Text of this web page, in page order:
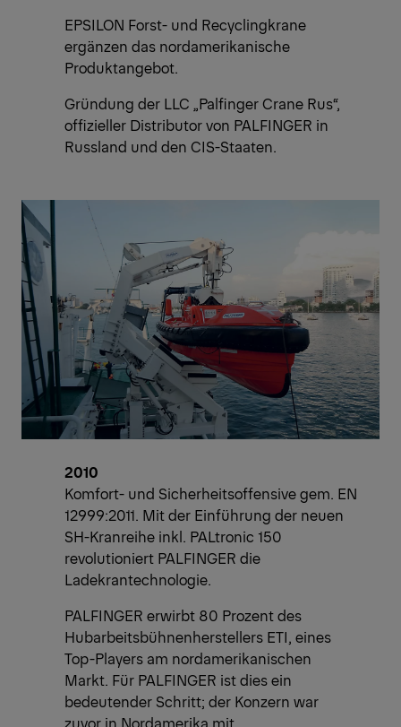
EPSILON Forst- und Recyclingkrane
ergänzen das nordamerikanische
Produktangebot.
Gründung der LLC „Palfinger Crane Rus“,
offizieller Distributor von PALFINGER in
Russland und den CIS-Staaten.
2010
Komfort- und Sicherheitsoffensive gem. EN
12999:2011. Mit der Einführung der neuen
SH-Kranreihe inkl. PALtronic 150
revolutioniert PALFINGER die
Ladekrantechnologie.
PALFINGER erwirbt 80 Prozent des
Hubarbeitsbühnenherstellers ETI, eines
Top-Players am nordamerikanischen
Markt. Für PALFINGER ist dies ein
bedeutender Schritt; der Konzern war
zuvor in Nordamerika mit